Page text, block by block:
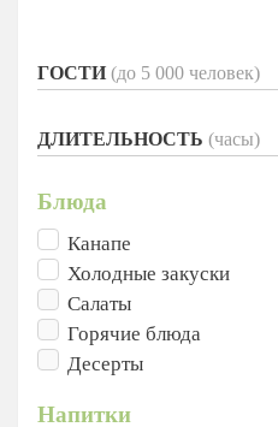
ГОСТИ (до 5 000 человек)
ДЛИТЕЛЬНОСТЬ (часы)
Блюда
Канапе
Холодные закуски
Салаты
Горячие блюда
Десерты
Напитки